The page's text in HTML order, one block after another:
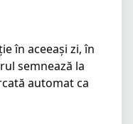
semnează la
automat ca